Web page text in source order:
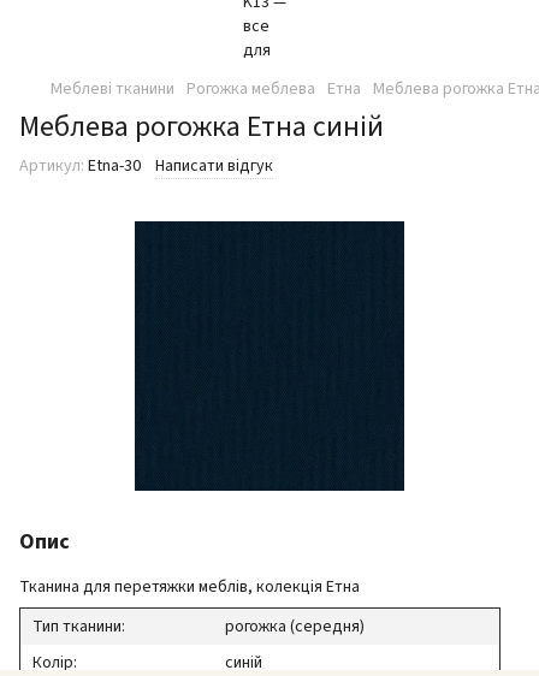
Меблеві тканини Рогожка меблева Етна Меблева рогожка
Меблева рогожка Етна синій
Артикул: Etna-30 Написати відгук
Опис
Тканина для перетяжки меблів, колекція Етна
Тип тканини:
рогожка (середня)
Колір:
синій